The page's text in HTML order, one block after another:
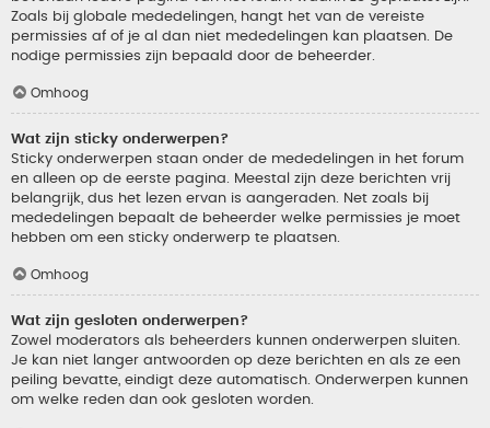
Zoals bij globale mededelingen, hangt het van de vereiste
permissies af of je al dan niet mededelingen kan plaatsen. De
nodige permissies zijn bepaald door de beheerder.
Omhoog
Wat zijn sticky onderwerpen?
Sticky onderwerpen staan onder de mededelingen in het forum
en alleen op de eerste pagina. Meestal zijn deze berichten vrij
belangrijk, dus het lezen ervan is aangeraden. Net zoals bij
mededelingen bepaalt de beheerder welke permissies je moet
hebben om een sticky onderwerp te plaatsen.
Omhoog
Wat zijn gesloten onderwerpen?
Zowel moderators als beheerders kunnen onderwerpen sluiten.
Je kan niet langer antwoorden op deze berichten en als ze een
peiling bevatte, eindigt deze automatisch. Onderwerpen kunnen
om welke reden dan ook gesloten worden.